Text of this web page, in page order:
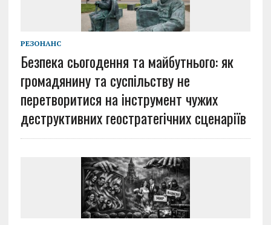
РЕЗОНАНС
Безпека сьогодення та майбутнього: як
громадянину та суспільству не
перетворитися на інструмент чужих
деструктивних геостратегічних сценаріїв